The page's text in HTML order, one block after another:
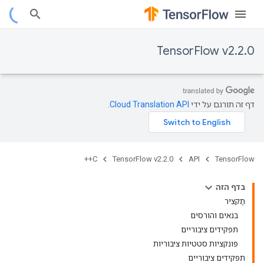
TensorFlow v2.2.0
דף זה תורגם על ידי Cloud Translation API
TensorFlow
API
TensorFlow v2.2.0
C++
בדף הזה
תַקצִיר
בנאים והורסים
תפקידים ציבוריים
פונקציות סטטיות ציבוריות
תפקידים ציבוריים